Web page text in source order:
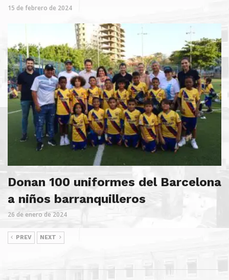
15 de febrero de 2024
Donan 100 uniformes del Barcelona
a niños barranquilleros
26 de enero de 2024
PREV NEXT